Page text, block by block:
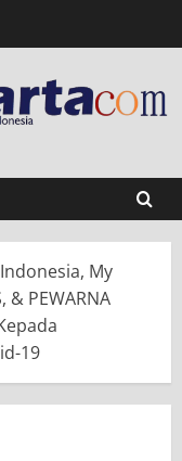
My
& PEWARNA
19